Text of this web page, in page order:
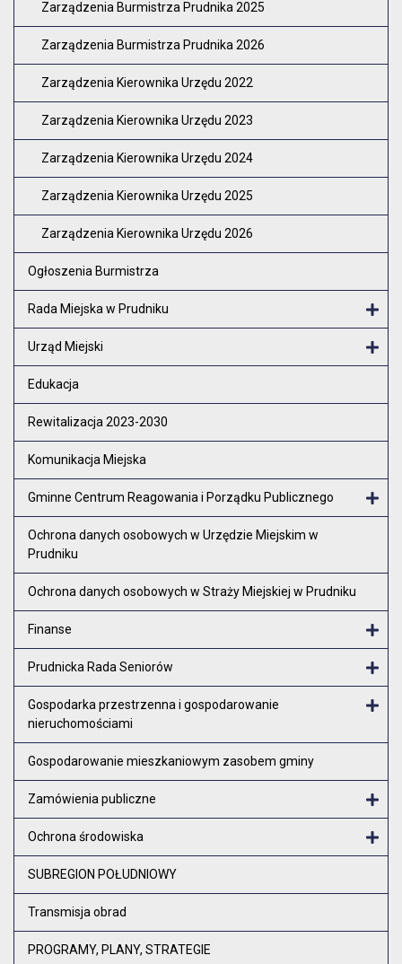
Zarządzenia Burmistrza Prudnika 2025
Zarządzenia Burmistrza Prudnika 2026
Zarządzenia Kierownika Urzędu 2022
Zarządzenia Kierownika Urzędu 2023
Zarządzenia Kierownika Urzędu 2024
Zarządzenia Kierownika Urzędu 2025
Zarządzenia Kierownika Urzędu 2026
Ogłoszenia Burmistrza
Rada Miejska w Prudniku
Urząd Miejski
Edukacja
Rewitalizacja 2023-2030
Komunikacja Miejska
Gminne Centrum Reagowania i Porządku Publicznego
Ochrona danych osobowych w Urzędzie Miejskim w
Prudniku
Ochrona danych osobowych w Straży Miejskiej w Prudniku
Finanse
Prudnicka Rada Seniorów
Gospodarka przestrzenna i gospodarowanie
nieruchomościami
Gospodarowanie mieszkaniowym zasobem gminy
Zamówienia publiczne
Ochrona środowiska
SUBREGION POŁUDNIOWY
Transmisja obrad
PROGRAMY, PLANY, STRATEGIE